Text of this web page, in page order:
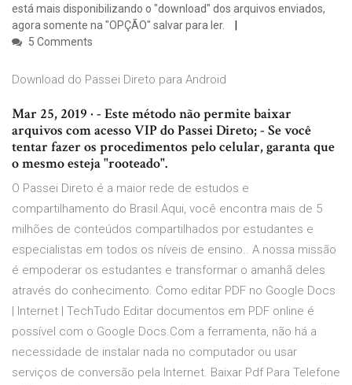
está mais disponibilizando o "download" dos arquivos enviados,
agora somente na "OPÇÃO" salvar para ler.
5 Comments
Download do Passei Direto para Android
Mar 25, 2019 · - Este método não permite baixar
arquivos com acesso VIP do Passei Direto; - Se você
tentar fazer os procedimentos pelo celular, garanta que
o mesmo esteja "rooteado".
O Passei Direto é a maior rede de estudos e
compartilhamento do Brasil.Aqui, você encontra mais de 5
milhões de conteúdos compartilhados por estudantes e
especialistas em todos os níveis de ensino.. A nossa missão
é empoderar os estudantes e transformar o amanhã deles
através do conhecimento. Como editar PDF no Google Docs
| Internet | TechTudo Editar documentos em PDF online é
possível com o Google Docs.Com a ferramenta, não há a
necessidade de instalar nada no computador ou usar
serviços de conversão pela Internet. Baixar Pdf Para Telefone